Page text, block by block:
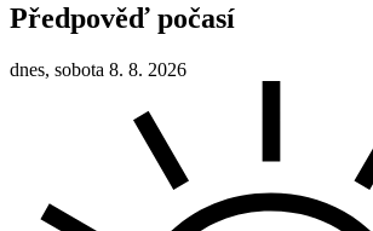
Předpověď počasí
dnes, sobota 8. 8. 2026